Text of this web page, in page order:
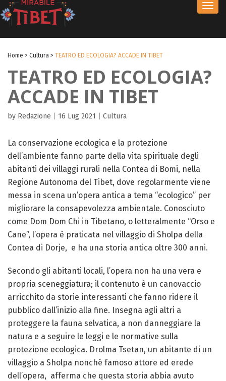
Home > Cultura > TEATRO ED ECOLOGIA? ACCADE IN TIBET
TEATRO ED ECOLOGIA?
ACCADE IN TIBET
by Redazione 16 Lug 2021 Cultura
La conservazione ecologica e la protezione
dell’ambiente fanno parte della vita spirituale degli
abitanti dei villaggi rurali nella Contea di Bomi, nella
Regione Autonoma del Tibet, dove regolarmente viene
messa in scena un’opera antica a tema “ecologico” per
migliorare la consapevolezza ambientale. Conosciuto
come Dom Dom Chi in Tibetano, o letteralmente “Orso e
Cane”, l’opera è praticata nel villaggio di Sholpa della
Contea di Dorje, e ha una storia antica oltre 300 anni.
Secondo gli abitanti locali, l’opera non ha una vera e
propria sceneggiatura; il contenuto è un canovaccio
arricchito da storie interessanti che fanno ridere il
pubblico dall’inizio alla fine. Insegna agli altri a
proteggere la fauna selvatica, a non danneggiare la
natura e a seguire le leggi e le normative sulla
protezione ecologica. Drolma Tsetan, un abitante di un
villaggio a Sholpa nonché famoso attore ed erede
dell’opera, afferma che questa storia abbia avuto